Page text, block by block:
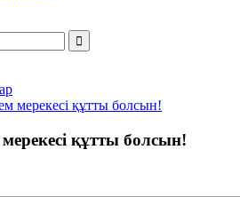
мерекесі құтты болсын!
құтты болсын!